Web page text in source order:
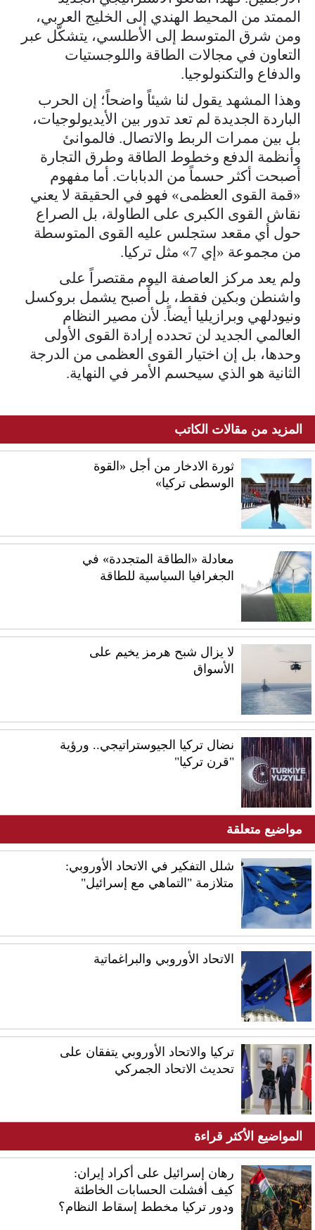
الممتد من المحيط الهندي إلى الخليج العربي،
ومن شرق المتوسط إلى الأطلسي، يتشكّل عبر
التعاون في مجالات الطاقة واللوجستيات
والدفاع والتكنولوجيا.
وهذا المشهد يقول لنا شيئاً واضحاً؛ إن الحرب
الباردة الجديدة لم تعد تدور بين الأيديولوجيات،
بل بين ممرات الربط والاتصال. فالموانئ
وأنظمة الدفع وخطوط الطاقة وطرق التجارة
أصبحت أكثر حسماً من الدبابات. أما مفهوم
«قمة القوى العظمى» فهو في الحقيقة لا يعني
نقاش القوى الكبرى على الطاولة، بل الصراع
حول أي مقعد ستجلس عليه القوى المتوسطة
من مجموعة «إي 7» مثل تركيا.
ولم يعد مركز العاصفة اليوم مقتصراً على
واشنطن وبكين فقط، بل أصبح يشمل بروكسل
ونيودلهي وبرازيليا أيضاً. لأن مصير النظام
العالمي الجديد لن تحدده إرادة القوى الأولى
وحدها، بل إن اختيار القوى العظمى من الدرجة
الثانية هو الذي سيحسم الأمر في النهاية.
المزيد من مقالات الكاتب
ثورة الادخار من أجل «القوة
الوسطى تركيا»
معادلة «الطاقة المتجددة» في
الجغرافيا السياسية للطاقة
لا يزال شبح هرمز يخيم على
الأسواق
نضال تركيا الجيوستراتيجي.. ورؤية
"قرن تركيا"
مواضيع متعلقة
شلل التفكير في الاتحاد الأوروبي:
متلازمة "التماهي مع إسرائيل"
الاتحاد الأوروبي والبراغماتية
تركيا والاتحاد الأوروبي يتفقان على
تحديث الاتحاد الجمركي
المواضيع الأكثر قراءة
رهان إسرائيل على أكراد إيران:
كيف أفشلت الحسابات الخاطئة
ودور تركيا مخطط إسقاط النظام؟